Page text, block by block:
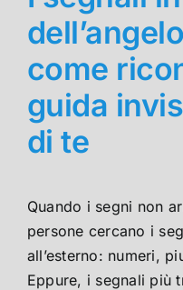
come
guida
di te
Quando i segni non
persone cercano i
all’esterno: numeri,
Eppure, i segnali più